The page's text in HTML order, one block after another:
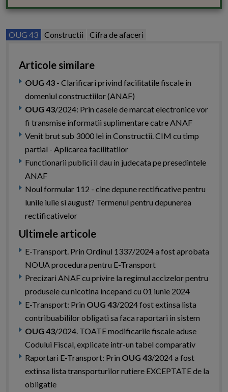
OUG 43 Constructii Cifra de afaceri
Articole similare
OUG 43 - Clarificari privind facilitatile fiscale in
domeniul constructiilor (ANAF)
OUG 43/2024: Prin casele de marcat electronice vor
fi transmise informatii suplimentare catre ANAF
Venit brut sub 3000 lei in Constructii. CIM cu timp
partial - Aplicarea facilitatilor
Functionarii publici il dau in judecata pe presedintele
ANAF
Noul formular 112 - cine depune rectificative pentru
lunile iulie si august? Termenul pentru depunerea
rectificativelor
Ultimele articole
E-Transport. Prin Ordinul 1337/2024 a fost aprobata
NOUA procedura pentru E-Transport
Precizari ANAF cu privire la regimul accizelor pentru
produsele cu nicotina incepand cu 01 iunie 2024
E-Transport: Prin OUG 43/2024 fost extinsa lista
contribuabililor obligati sa faca raportari in sistem
OUG 43/2024. TOATE modificarile fiscale aduse
Codului Fiscal, explicate intr-un tabel comparativ
Raportari E-Transport: Prin OUG 43/2024 a fost
extinsa lista transporturilor rutiere EXCEPTATE de la
obligatie